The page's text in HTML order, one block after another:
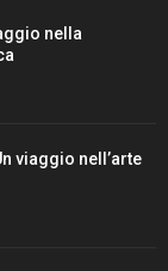
nella
viaggio nell’arte